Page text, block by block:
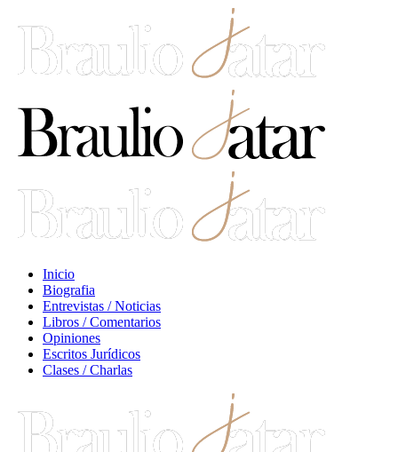
Inicio
Biografia
Entrevistas / Noticias
Libros / Comentarios
Opiniones
Escritos Jurídicos
Clases / Charlas